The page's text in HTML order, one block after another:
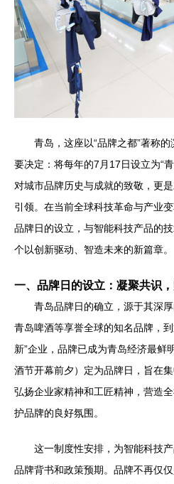
青岛，这座以“品牌之都”著称
要决定：将每年的7月17日设立为“
对城市品牌历史与成就的致敬，更
引领。在当前全球科技革命与产业
品牌日的设立，与智能科技产品的
个以创新驱动、智造未来的新篇章。
一、品牌日的设立：凝聚共识
青岛品牌日的确立，源于其深
青岛啤酒等享誉全球的知名品牌，
新”企业，品牌已成为青岛经济最鲜
酒节开幕前夕）定为品牌日，旨在
弘扬企业家精神和工匠精神，营造
护品牌的良好氛围。
这一制度性安排，为智能科技
品牌背书和政策预期。品牌不再仅